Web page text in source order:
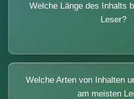
Welche Länge des Inhalts
Leser?
Welche Arten von Inhalten
am meisten